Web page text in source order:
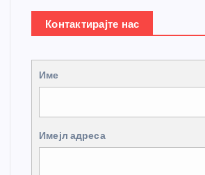
Контактирајте нас
Име
Имејл адреса